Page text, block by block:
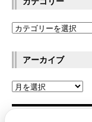
アーカイブ